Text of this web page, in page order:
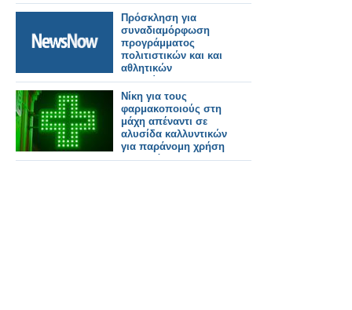
Πρόσκληση για
συναδιαμόρφωση
προγράμματος
πολιτιστικών και και
αθλητικών
εκδηλώσεων του
Αυγούστου 2026 για
τον Μύτικα. Δευτέρα
20 Ιουλίου στις 9:00
μ.μ., αντί για Σάββατο
18 Ιουλίου που ήταν η
αρχική πρόσκληση.
Νίκη για τους
φαρμακοποιούς στη
μάχη απέναντι σε
αλυσίδα καλλυντικών
για παράνομη χρήση
του πράσινου